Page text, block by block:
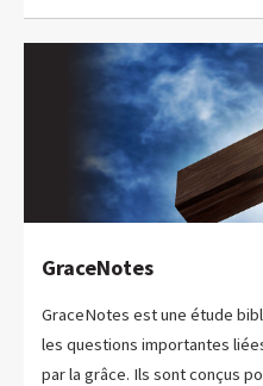
GraceNotes
GraceNotes est une étude
les questions importantes
par la grâce. Ils sont conçus